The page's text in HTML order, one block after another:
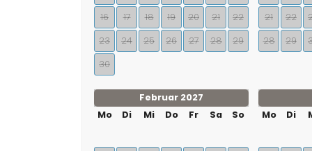
16
17 18 19 20 21
22
23
24 25 26 27 28
29
30
21
22
28
29
Februar 2027
Mo
Di Mi Do Fr Sa So
Mo
Di